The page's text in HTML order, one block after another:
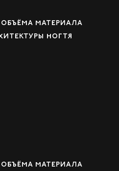
МАТЕРИАЛА
НОГТЯ
МАТЕРИАЛА